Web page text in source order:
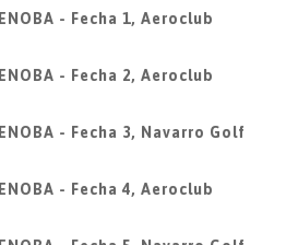
- Fecha 1, Aeroclub
- Fecha 2, Aeroclub
- Fecha 3, Navarro Golf
- Fecha 4, Aeroclub